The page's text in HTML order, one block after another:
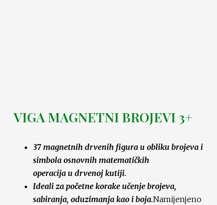
VIGA MAGNETNI BROJEVI 3+
37 magnetnih drvenih figura u obliku brojeva i
simbola osnovnih matematičkih
operacija u drvenoj kutiji.
Ideali za početne korake učenje brojeva,
sabiranja, oduzimanja kao i boja.Namijenjeno